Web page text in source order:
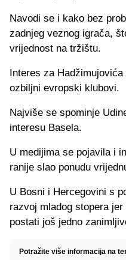
Navodi se i kako bez
zadnjeg veznog igrača,
vrijednost na tržištu.
Interes za
ozbiljni evropski klubovi.
Najviše se spominje
interesu Basela.
U medijima se pojavila i
ranije slao ponudu
U Bosni i Hercegovini s
razvoj mladog stopera
postati još jedno
Potražite više informacija na